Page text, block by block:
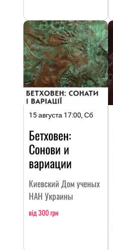
15 августа 17:00, Сб
Бетховен:
Сонови и
вариации
Киевский Дом ученых
НАН Украины
від 300 грн